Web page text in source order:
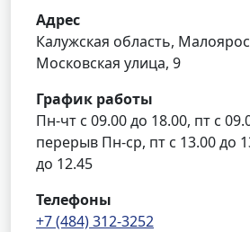
Адрес
Калужская область,
Московская улица, 9
График работы
Пн-чт с 09.00 до 18.00, пт с
перерыв Пн-ср, пт с 13.00 до
до 12.45
Телефоны
+7 (484) 312-3252